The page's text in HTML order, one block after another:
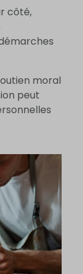
côté,
moral
peut